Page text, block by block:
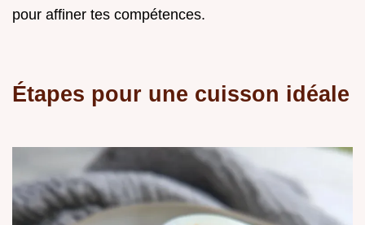
pour affiner tes compétences.
Étapes pour une cuisson idéale